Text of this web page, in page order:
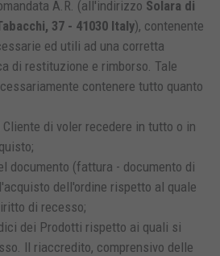
A.R. (all'indirizzo Solara di
37 - 41030 Italy), contenente
ed utili ad una corretta
di restituzione e rimborso. Tale
contenere tutto quanto
di voler recedere in tutto o in
documento (fattura - documento di
dell'ordine rispetto al quale
di recesso;
dei Prodotti rispetto ai quali si
Il riaccredito, comprensivo delle